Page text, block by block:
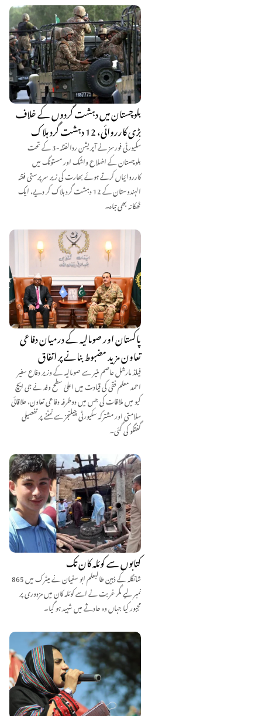
بلوچستان میں دہشت گردوں کے خلاف
بڑی کارروائی، 12 دہشت گرد ہلاک
سکیورٹی فورسز نے آپریشن ردالفتنہ-3 کے تحت
بلوچستان کے اضلاع واشک اور مستونگ میں
کارروائیاں کرتے ہوئے بھارت کی زیر سرپرستی فتنہ
الہندوستان کے 12 دہشت گرد ہلاک کر دیے، ایک
ٹھکانہ بھی تباہ۔
پاکستان اور صومالیہ کے درمیان دفاعی
تعاون مزید مضبوط بنانے پر اتفاق
فیلڈ مارشل عاصم منیر سے صومالیہ کے وزیر دفاع سفیر
احمد معلم فقی کی قیادت میں اعلیٰ سطح وفد نے جی ایچ
کیو میں ملاقات کی جس میں دوطرفہ دفاعی تعاون، علاقائی
سلامتی اور مشترکہ سکیورٹی چیلنجز سے نمٹنے پر تفصیلی
گفتگو کی گئی۔
کتابوں سے کوئلہ کان تک
شانگلہ کے ذہین طالبعلم ابو سفیان نے میٹرک میں 865
نمبر لیے مگر غربت نے اسے کوئلہ کان میں مزدوری پر
مجبور کیا جہاں وہ حادثے میں شہید ہو گیا۔